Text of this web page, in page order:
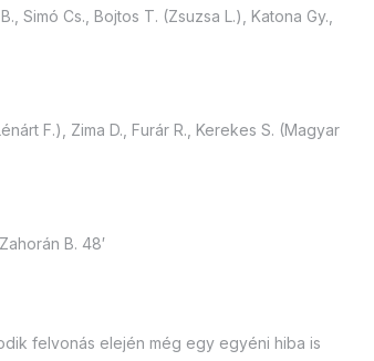
Simó Cs., Bojtos T. (Zsuzsa L.), Katona Gy.,
F.), Zima D., Furár R., Kerekes S. (Magyar
B. 48′
felvonás elején még egy egyéni hiba is